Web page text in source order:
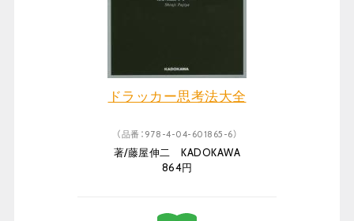
ドラッカー思考法大全
（品番：978-4-04-601865-6）
著/藤屋伸二 KADOKAWA
864円